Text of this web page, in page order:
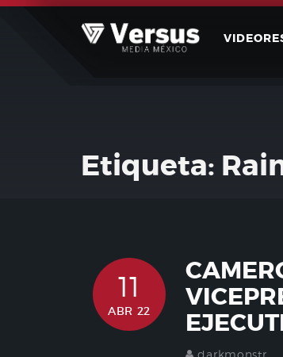
Skip
Etiqueta:
11
ABR 22
darkmonstr